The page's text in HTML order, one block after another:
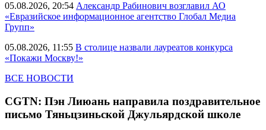
05.08.2026, 20:54 Александр Рабинович возглавил АО
«Евразийское информационное агентство Глобал Медиа
Групп»
05.08.2026, 11:55 В столице назвали лауреатов конкурса
«Покажи Москву!»
ВСЕ НОВОСТИ
CGTN: Пэн Лиюань направила поздравительное
письмо Тяньцзиньской Джульярдской школе